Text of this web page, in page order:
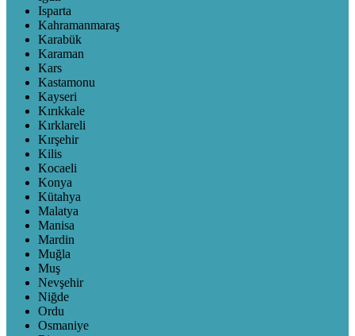
Isparta
Kahramanmaraş
Karabük
Karaman
Kars
Kastamonu
Kayseri
Kırıkkale
Kırklareli
Kırşehir
Kilis
Kocaeli
Konya
Kütahya
Malatya
Manisa
Mardin
Muğla
Muş
Nevşehir
Niğde
Ordu
Osmaniye